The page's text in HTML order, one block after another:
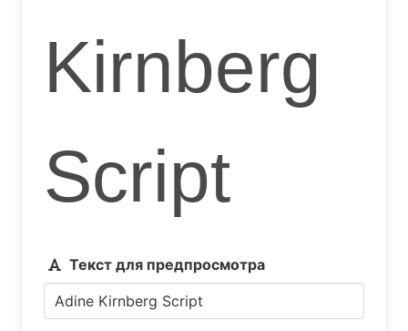
Kirnberg
Script
Текст для предпросмотра